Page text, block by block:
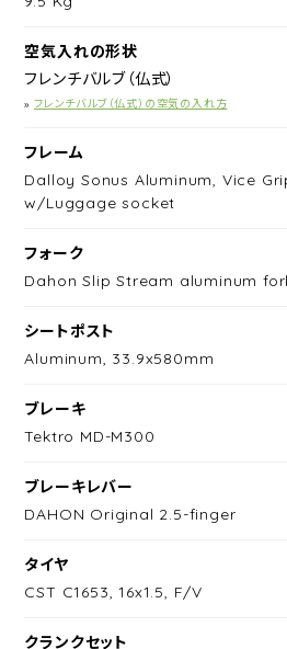
空気入れの形状
フレンチバルブ（仏式）
»フレンチバルブ（仏式）の空気の入れ方
フレーム
Dalloy Sonus Aluminum, Vice
w/Luggage socket
フォーク
Dahon Slip Stream aluminum
シートポスト
Aluminum, 33.9x580mm
ブレーキ
Tektro MD-M300
ブレーキレバー
DAHON Original 2.5-finger
タイヤ
CST C1653, 16x1.5, F/V
クランクセット